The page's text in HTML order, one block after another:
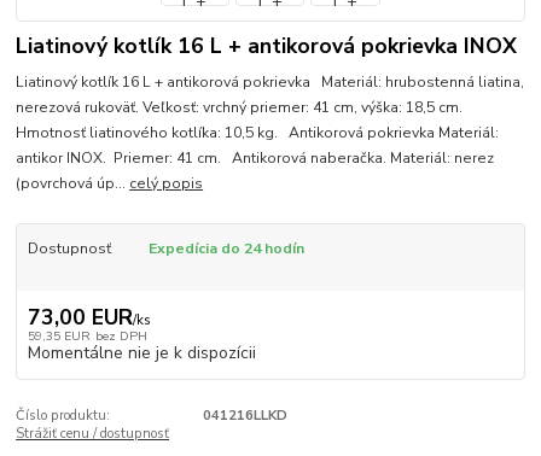
Liatinový kotlík 16 L + antikorová pokrievka INOX
Liatinový kotlík 16 L + antikorová pokrievka Materiál: hrubostenná liatina,
nerezová rukoväť. Veľkosť: vrchný priemer: 41 cm, výška: 18,5 cm.
Hmotnosť liatinového kotlíka: 10,5 kg. Antikorová pokrievka Materiál:
antikor INOX. Priemer: 41 cm. Antikorová naberačka. Materiál: nerez
(povrchová úp... celý popis
Dostupnosť Expedícia do 24 hodín
73,00 EUR/ks
59,35 EUR bez DPH
Momentálne nie je k dispozícii
Číslo produktu:
041216LLKD
Strážiť cenu / dostupnosť